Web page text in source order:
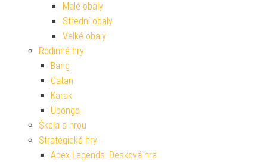
Malé obaly
Střední obaly
Velké obaly
Rodinné hry
Bang
Catan
Karak
Ubongo
Škola s hrou
Strategické hry
Apex Legends: Desková hra